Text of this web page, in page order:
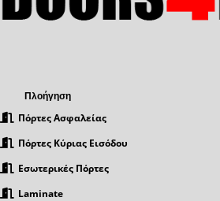
Πλοήγηση
Πόρτες Ασφαλείας
Πόρτες Κύριας Εισόδου
Εσωτερικές Πόρτες
Laminate